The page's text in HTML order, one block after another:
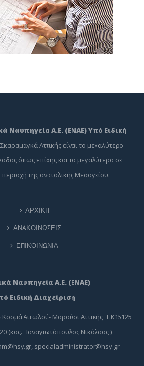
Ναυπηγεία Α.Ε. (ΕΝΑΕ) Υπό Ειδική
Αττικής είναι το μεγαλύτερο
όπως επίσης και το μεγαλύτερο σε
της ανατολικής Μεσογείου.
ΑΡΧΙΚΗ
ΑΝΑΚΟΙΝΩΣΕΙΣ
ΕΠΙΚΟΙΝΩΝΙΑ
Ναυπηγεία Α.Ε. (ΕΝΑΕ)
Ειδική Διαχείριση
Κοσμά Αιτωλού- Μαρούσι Αττικής Τ.Κ15125
(κος. Παναγιωτόπουλος Νικόλαος )
, specialadministrator@hsy.gr